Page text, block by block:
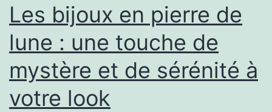
Les bijoux en pierre de
lune : une touche de
mystère et de sérénité à
votre look